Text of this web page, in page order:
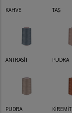
KAHVE TAŞ
ANTRASİT PUDRA
PUDRA KİREMİT